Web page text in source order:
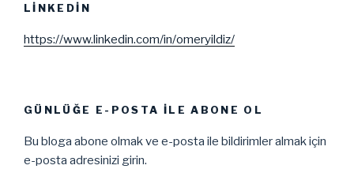
LINKEDIN
https://www.linkedin.com/in/omeryildiz/
GÜNLÜĞE E-POSTA ILE ABONE OL
Bu bloga abone olmak ve e-posta ile bildirimler almak için
e-posta adresinizi girin.